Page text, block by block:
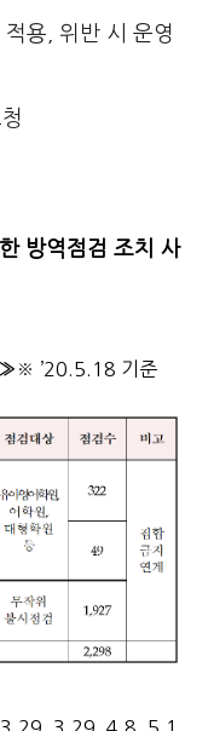
용, 위반 시 운영
방역점검 조치 사
≫ ※ ’20.5.18 기준